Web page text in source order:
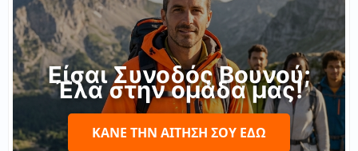
Είσαι Συνοδός Βουνού;
Έλα στην ομάδα μας!
ΚΆΝΕ ΤΗΝ ΑΊΤΗΣΉ ΣΟΥ ΕΔΏ